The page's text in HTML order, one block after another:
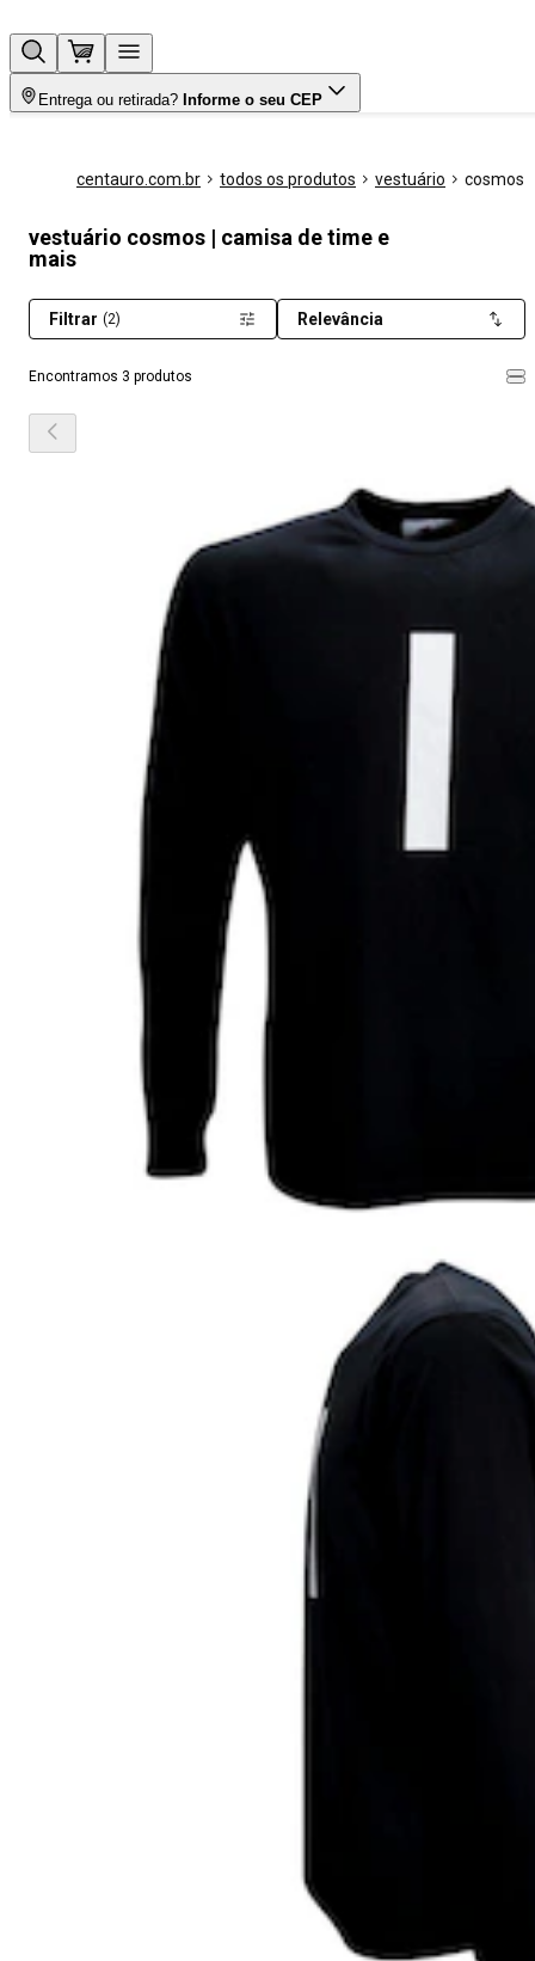
Entrega ou retirada? Informe o seu CEP
centauro.com.br todos os produtos vestuário cosmos
vestuário cosmos | camisa de time e
mais
Encontramos 3 produtos
Filtrar (2) Relevância